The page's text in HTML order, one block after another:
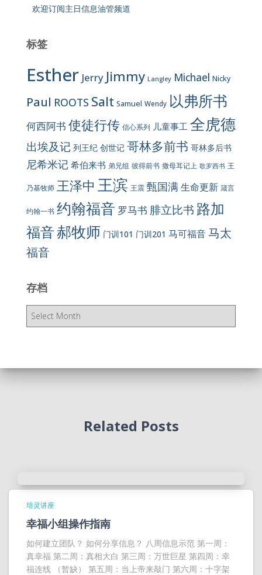
欢迎订阅主日信息油管频道
标签
Esther Jerry Jimmy Langley Michael Nicky
Paul ROOTS Salt Samuel Wendy 以弗所书
何西阿书 使徒行传 信心系列 儿童事工 全虎德
出埃及记 列王纪 创世记 哥林多前书 哥林多后书
尼希米记 希伯来书 弟兄组 彼得前书 撒母耳记上 歌罗西书 王
乃基牧师 王泽中 王滨 王震 甄国满生命更新 箴言
约翰一书 约翰福音 罗马书 腓立比书 路加
福音郝牧师 门训101 门训201 马可福音马太
福音
存档
存
Related Posts
培灵讲座
幸福小组操作指南
如何建立团队？ 如何分享信息？ 八周信息示范 第一周：
真幸福 第二周：真相大白 第三周：万世巨星 第四周：幸
福连线 （暂缺） 第五周：当上帝来敲门 第六周：十字架